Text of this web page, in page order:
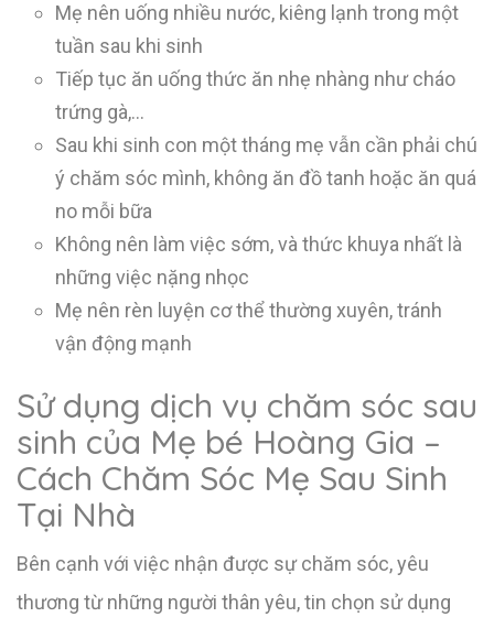
Mẹ nên uống nhiều nước, kiêng lạnh trong một
tuần sau khi sinh
Tiếp tục ăn uống thức ăn nhẹ nhàng như cháo
trứng gà,…
Sau khi sinh con một tháng mẹ vẫn cần phải chú
ý chăm sóc mình, không ăn đồ tanh hoặc ăn quá
no mỗi bữa
Không nên làm việc sớm, và thức khuya nhất là
những việc nặng nhọc
Mẹ nên rèn luyện cơ thể thường xuyên, tránh
vận động mạnh
Sử dụng dịch vụ chăm sóc sau
sinh của Mẹ bé Hoàng Gia –
Cách Chăm Sóc Mẹ Sau Sinh
Tại Nhà
Bên cạnh với việc nhận được sự chăm sóc, yêu
thương từ những người thân yêu, tin chọn sử dụng